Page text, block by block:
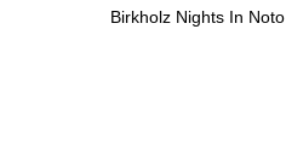
Birkholz Nights In Noto